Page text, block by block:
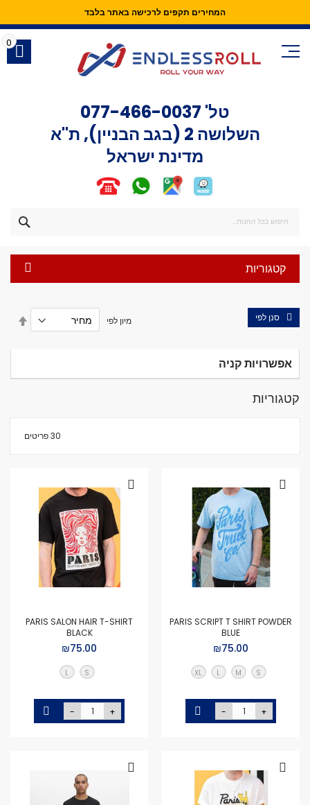
המחירים תקפים לרכישה באתר בלבד
Skip
Content
טל' 077-466-0037
השלושה 2 (בגב הבניין), ת"א
מדינת ישראל
0
קטגוריות
קטגוריות
30פריטים
מיון לפי
יורד
PARIS SCRIPT T SHIRT POWDER
BLUE
₪75.00
S
M
L
XL
- +
PARIS SALON HAIR T-SHIRT
BLACK
₪75.00
S
L
- +
סנן לפי
אפשרויות קניה